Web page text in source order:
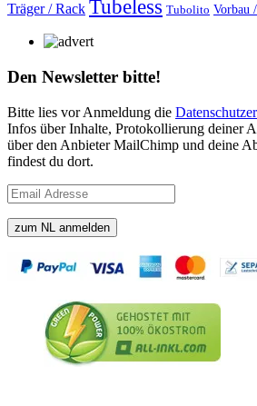
Träger / Rack Tubeless Tubolito Vorbau
Den Newsletter bitte!
Bitte lies vor Anmeldung die
Infos über Inhalte, Protokollierung deiner
über den Anbieter MailChimp und deine
findest du dort.